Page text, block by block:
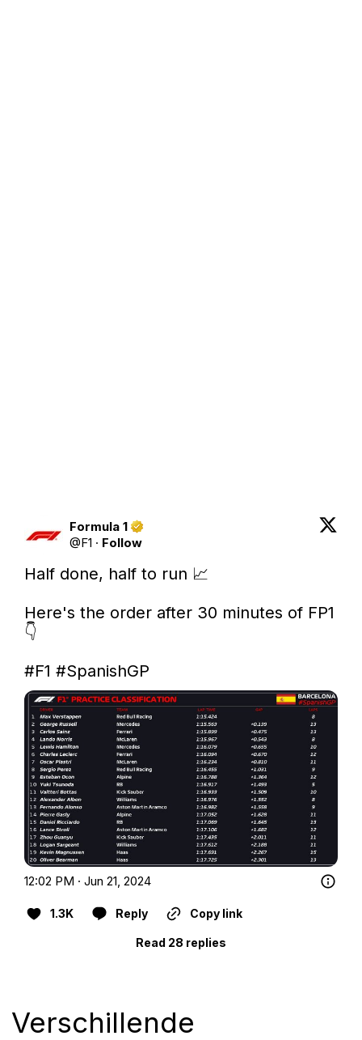
Formula 1
@F1 · Follow
Half done, half to run 📈
Here's the order after 30 minutes of FP1
👇
#F1 #SpanishGP
12:02 PM · Jun 21, 2024
1.3K Reply Copy link
Read 28 replies
Verschillende